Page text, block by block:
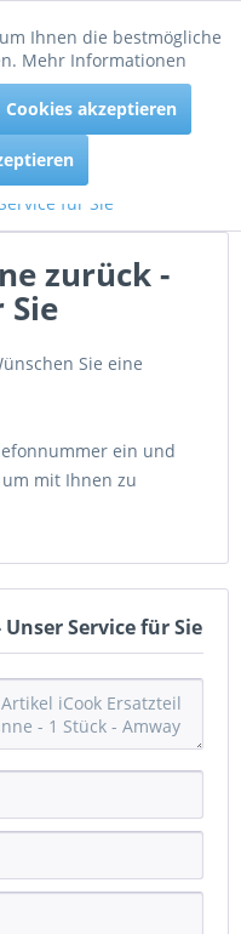
für Sie
zurück -
Sie
Sie eine
ein und
mit Ihnen zu
Service für Sie
Aktiv
Inaktiv
Ihnen die bestmögliche
Mehr Informationen
Cookies akzeptieren